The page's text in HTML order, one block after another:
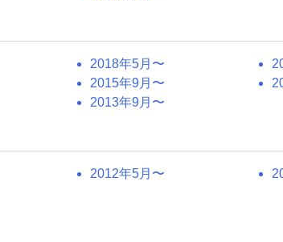
2018年5月〜
2015年9月〜
2013年9月〜
2012年5月〜